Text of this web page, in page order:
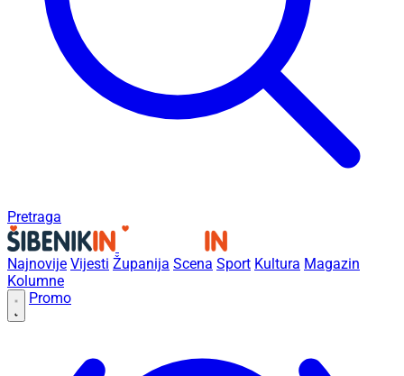
Pretraga
Najnovije Vijesti Županija Scena Sport Kultura Magazin
Kolumne
Promo